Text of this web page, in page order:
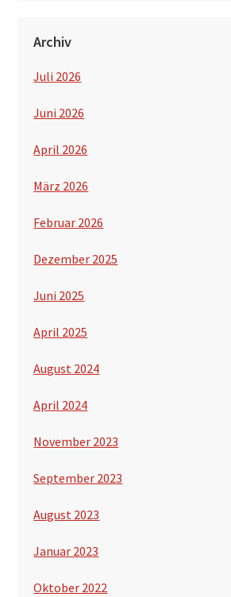
Archiv
Juli 2026
Juni 2026
April 2026
März 2026
Februar 2026
Dezember 2025
Juni 2025
April 2025
August 2024
April 2024
November 2023
September 2023
August 2023
Januar 2023
Oktober 2022